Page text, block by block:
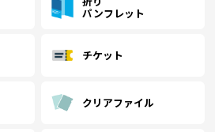
パンフレット
チケット
クリアファイル